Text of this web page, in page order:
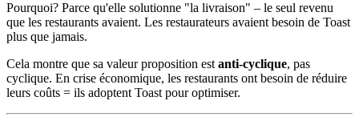
Pourquoi? Parce qu'elle solutionne "la livraison" – le seul revenu
que les restaurants avaient. Les restaurateurs avaient besoin de Toast
plus que jamais.
Cela montre que sa valeur proposition est anti-cyclique, pas
cyclique. En crise économique, les restaurants ont besoin de réduire
leurs coûts = ils adoptent Toast pour optimiser.